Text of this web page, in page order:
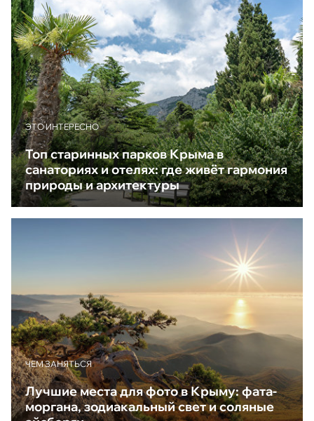
ЭТО ИНТЕРЕСНО
Топ старинных парков Крыма в
санаториях и отелях: где живёт гармония
природы и архитектуры
ЧЕМ ЗАНЯТЬСЯ
Лучшие места для фото в Крыму: фата-
моргана, зодиакальный свет и соляные